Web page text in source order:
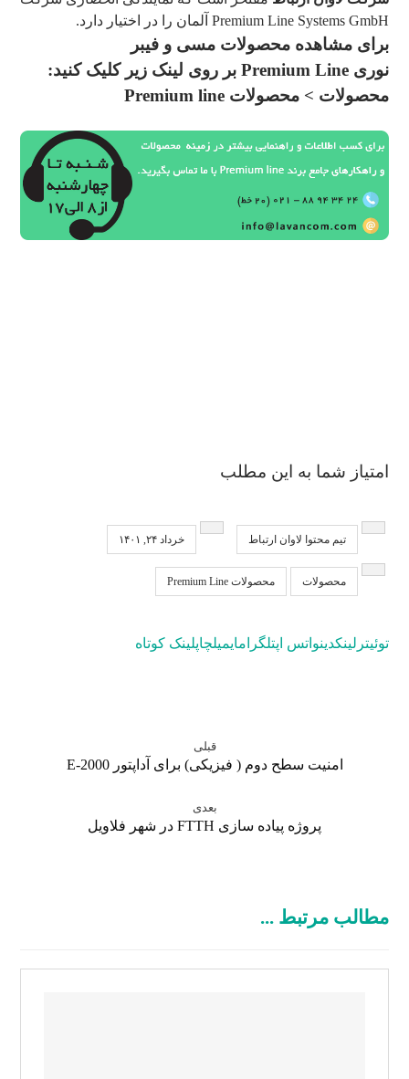
Premium Line Systems GmbH آلمان را در اختیار دارد.
برای مشاهده محصولات مسی وفیبر
نوری Premium Line بر روی لینک زیر کلیک کنید:
محصولات > محصولات Premium line
امتیاز شما به این مطلب
تیم محتوا لاوان ارتباط خرداد ۲۴, ۱۴۰۱
محصولات محصولات Premium Line
توئیتر لینکدینواتس اپتلگرامایمیلچاپلینک کوتاه
قبلی
امنیت سطح دوم ( فیزیکی) برای آداپتور E-2000
بعدی
پروژه پیاده سازی FTTH در شهر فلاویل
مطالب مرتبط ...